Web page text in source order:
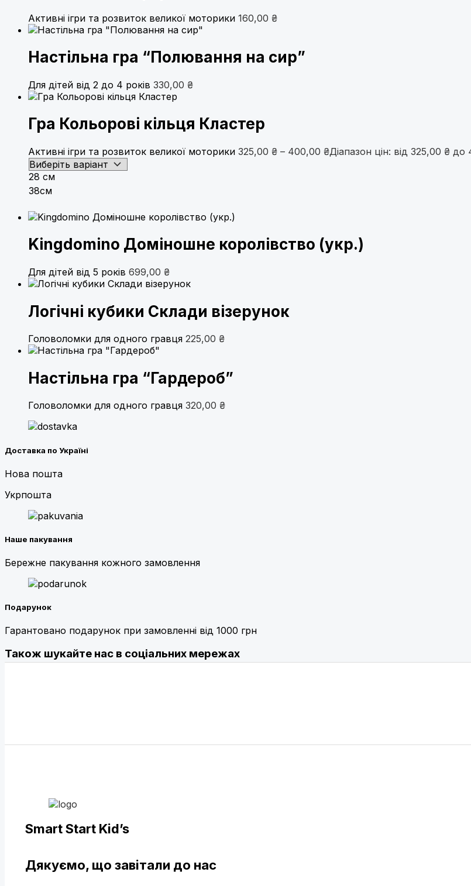
Активні ігри та розвиток великої моторики 160,00 ₴
Настільна гра “Полювання на сир”
Для дітей від 2 до 4 років 330,00 ₴
Гра Кольорові кільця Кластер
Активні ігри та розвиток великої моторики 325,00 ₴ – 400,00 ₴Діапазон цін: від 325,00 ₴
28 см
38см
Kingdomino Доміношне королівство (укр.)
Для дітей від 5 років 699,00 ₴
Логічні кубики Склади візерунок
Головоломки для одного гравця 225,00 ₴
Настільна гра “Гардероб”
Головоломки для одного гравця 320,00 ₴
Доставка по Україні
Нова пошта
Укрпошта
Наше пакування
Бережне пакування кожного замовлення
Подарунок
Гарантовано подарунок при замовленні від 1000 грн
Також шукайте нас в соціальних мережах
Smart Start Kid’s
Дякуємо, що завітали до нас